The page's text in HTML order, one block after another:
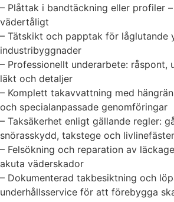
– Plåttak i bandtäckning eller profiler
vädertåligt
– Tätskikt och papptak för låglutande
industribyggnader
– Professionellt underarbete: råspont,
läkt och detaljer
– Komplett takavvattning med
och specialanpassade genomföringar
– Taksäkerhet enligt gällande regler:
snörasskydd, takstege och
– Felsökning och reparation av
akuta väderskador
– Dokumenterad takbesiktning och
underhållsservice för att förebygga